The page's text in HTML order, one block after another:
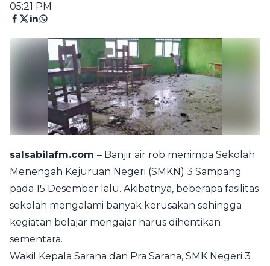
05:21 PM
salsabilafm.com – Banjir air rob menimpa Sekolah
Menengah Kejuruan Negeri (SMKN) 3 Sampang
pada 15 Desember lalu. Akibatnya, beberapa fasilitas
sekolah mengalami banyak kerusakan sehingga
kegiatan belajar mengajar harus dihentikan
sementara.
Wakil Kepala Sarana dan Pra Sarana, SMK Negeri 3